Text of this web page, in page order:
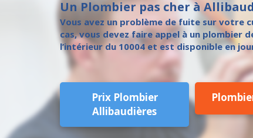
Un Plombier pas cher à
Vous avez un problème de fuite sur votre
cas, vous devez faire appel à un
l’intérieur du 10004 et est disponible en
Prix Plombier
Allibaudières